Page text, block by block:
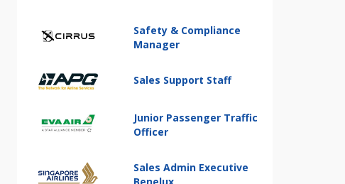
Safety & Compliance
Manager
Sales Support Staff
Junior Passenger Traffic
Officer
Sales Admin Executive